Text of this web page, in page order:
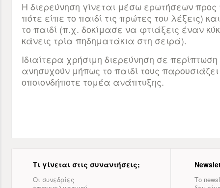
Η διερεύνηση γίνεται μέσω ερωτήσεων προς
πότε είπε το παιδί τις πρώτες του λέξεις)
το παιδί (π.χ. δοκίμασε να φτιάξεις έναν
κάνεις τρία πηδηματάκια στη σειρά).
Ιδιαίτερα χρήσιμη διερεύνηση σε περίπτωση
ανησυχούν μήπως το παιδί τους
οποιονδήποτε τομέα ανάπτυξης.
Τι γίνεται στις συναντήσεις;
Οι συνεδρίες
Το